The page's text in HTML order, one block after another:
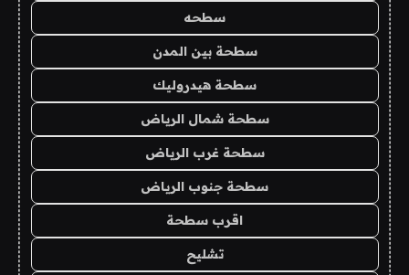
سطحه
سطحة بين المدن
سطحة هيدروليك
سطحة شمال الرياض
سطحة غرب الرياض
سطحة جنوب الرياض
اقرب سطحة
تشليح